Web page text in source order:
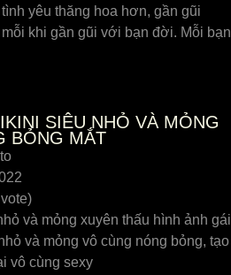
yêu thăng hoa hơn, gần gũi
khi gần gũi với bạn đời. Mỗi bạn
SIÊU NHỎ VÀ MỎNG
BỎNG MẮT
và mỏng xuyên thấu hình ảnh gái
và mỏng vô cùng nóng bỏng, tạo
vô cùng sexy